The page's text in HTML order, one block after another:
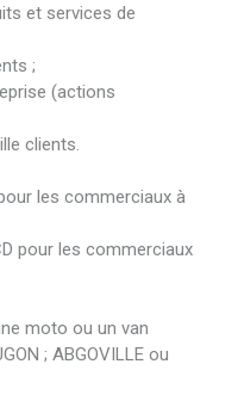
et services de
;
(actions
clients.
les commerciaux à
pour les commerciaux
moto ou un van
; ABGOVILLE ou